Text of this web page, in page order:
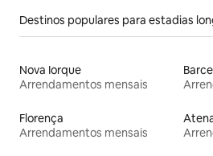
Destinos populares para estadias
Nova Iorque
Arrendamentos mensais
Florença
Arrendamentos mensais